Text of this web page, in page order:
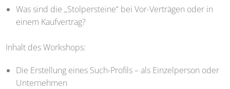
Was sind die „Stolpersteine“ bei Vor-Verträgen oder in
einem Kaufvertrag?
Inhalt des Workshops:
Die Erstellung eines Such-Profils – als Einzelperson oder
Unternehmen